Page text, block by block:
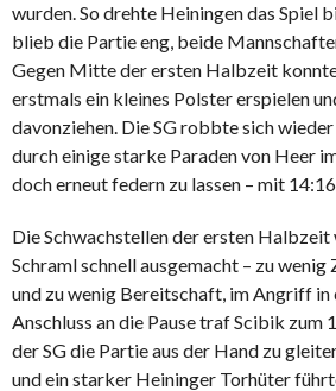
wurden. So drehte Heiningen das Spiel
blieb die Partie eng, beide
Gegen Mitte der ersten Halbzeit
erstmals ein kleines Polster erspielen
davonziehen. Die SG robbte sich
durch einige starke Paraden von Heer
doch erneut federn zu lassen – mit
Die Schwachstellen der ersten Halbzeit
Schraml schnell ausgemacht – zu
und zu wenig Bereitschaft, im Angriff in
Anschluss an die Pause traf Scibik zum
der SG die Partie aus der Hand zu
und ein starker Heininger Torhüter